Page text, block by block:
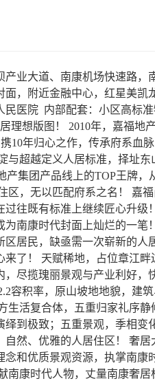
业大道、南康机场快速路，
，附近金融中心，红星美凯
医院 内部配套：小区高标
理想版图！ 2010年，嘉福地
10年归心之作，传承府系血
超越定义人居标准，择址东
集团产品线上的TOP王牌，
，无以匹配府系之名！ 嘉
往既有标准上继续匠心升级
南康时代封面上灿烂的一笔
居民，缺亟需一次崭新的人
了！ 天赋稀地，占位章江畔
尽揽瑰丽景观与产业利好，
容积率，原山坡地地貌，建
活复合体，五重归家礼序静
到极致；五重景观，季相变
然、优雅的人居住区！ 奢居
和优质景观资源，执掌南康
南康时代人物，丈量南康奢